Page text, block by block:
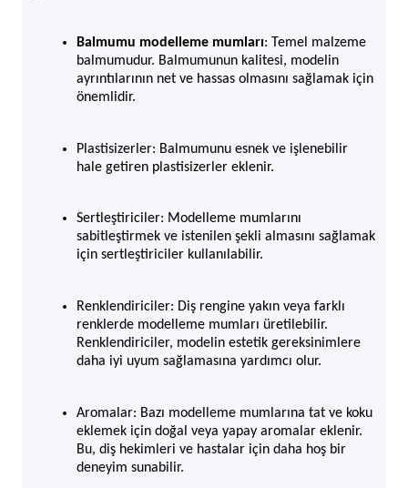
Balmumu modelleme mumları: Temel malzeme
balmumudur. Balmumunun kalitesi, modelin
ayrıntılarının net ve hassas olmasını sağlamak için
önemlidir.
Plastisizerler: Balmumunu esnek ve işlenebilir
hale getiren plastisizerler eklenir.
Sertleştiriciler: Modelleme mumlarını
sabitleştirmek ve istenilen şekli almasını sağlamak
için sertleştiriciler kullanılabilir.
Renklendiriciler: Diş rengine yakın veya farklı
renklerde modelleme mumları üretilebilir.
Renklendiriciler, modelin estetik gereksinimlere
daha iyi uyum sağlamasına yardımcı olur.
Aromalar: Bazı modelleme mumlarına tat ve koku
eklemek için doğal veya yapay aromalar eklenir.
Bu, diş hekimleri ve hastalar için daha hoş bir
deneyim sunabilir.